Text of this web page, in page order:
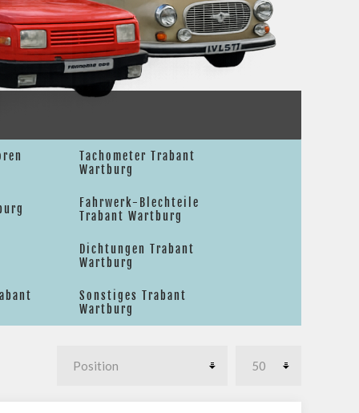
Tachometer Trabant
Wartburg
Fahrwerk-Blechteile
Trabant Wartburg
Dichtungen Trabant
Wartburg
Sonstiges Trabant
Wartburg